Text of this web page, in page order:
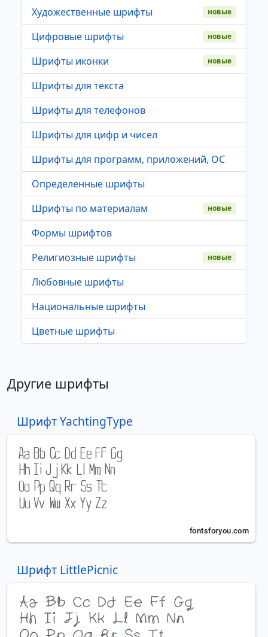
Художественные шрифты
новые
Цифровые шрифты новые
Шрифты иконки новые
Шрифты для текста
Шрифты для телефонов
Шрифты для цифр и чисел
Шрифты для программ, приложений, ОС
Определенные шрифты
Шрифты по материалам
новые
Формы шрифтов
Религиозные шрифты
новые
Любовные шрифты
Национальные шрифты
Цветные шрифты
Другие шрифты
Шрифт YachtingType
Шрифт LittlePicnic